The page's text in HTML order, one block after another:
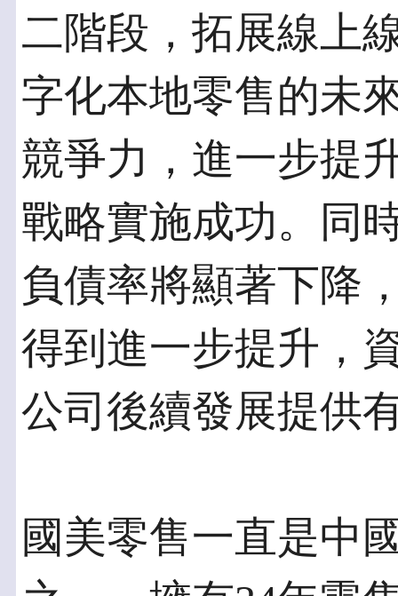
二階段，拓展線上
字化本地零售的未
競爭力，進一步提
戰略實施成功。同
負債率將顯著下降
得到進一步提升，
公司後續發展提供
國美零售一直是中